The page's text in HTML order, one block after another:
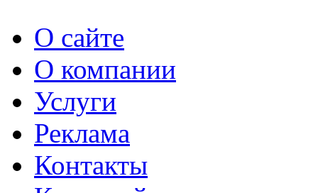
О сайте
О компании
Услуги
Реклама
Контакты